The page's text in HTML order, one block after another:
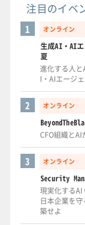
注目のイベ
オンライン
1
生成AI・AI
夏
進化する人
I・AIエージ
オンライン
2
CFO組織と
オンライン
3
Security
現実化するAI
日本企業を
築せよ